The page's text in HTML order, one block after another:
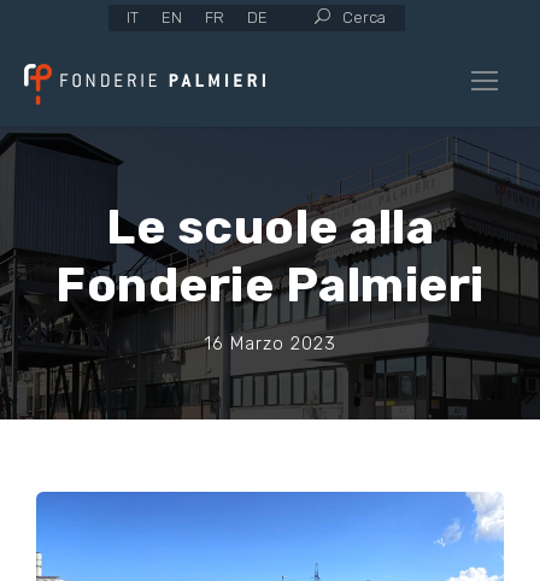
IT EN FR DE Cerca
Le scuole alla
Fonderie Palmieri
16 Marzo 2023